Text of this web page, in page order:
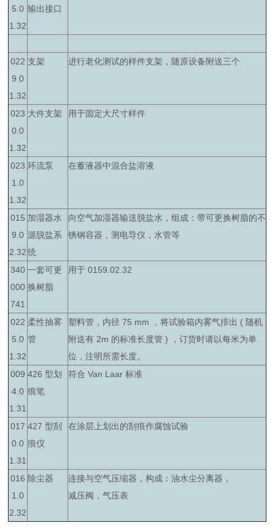
5.0
1.32
输出接口
022
9.0
1.32
支架 进行老化测试的样件支架，随原设备附送三个
023
0.0
1.32
大件支架 用于固定大尺寸样件
023
1.0
1.32
环流泵 在蓄液器中混合盐溶液
015
9.0
2.32
加湿器水
源脱盐系
统
向空气加湿器输送脱盐水，组成：带可更换树脂的不
锈钢容器，测电导仪，水管等
340
000
741
一套可更
换树脂
用于 0159.02.32
022
5.0
1.32
柔性抽雾
管
塑料管，内径 75 mm ，将试验箱内雾气排出 ( 随机
附送有 2m 的标准长度管 ) ，订货时请以每米为单
位，注明所需长度。
009
4.0
1.31
426 型划
痕笔
符合 Van Laar 标准
017
0.0
1.31
427 型刮
痕仪
在涂层上划出的刮痕作腐蚀试验
016
1.0
2.32
除尘器
连接与空气压缩器，构成：油水尘分离器，
减压阀，气压表